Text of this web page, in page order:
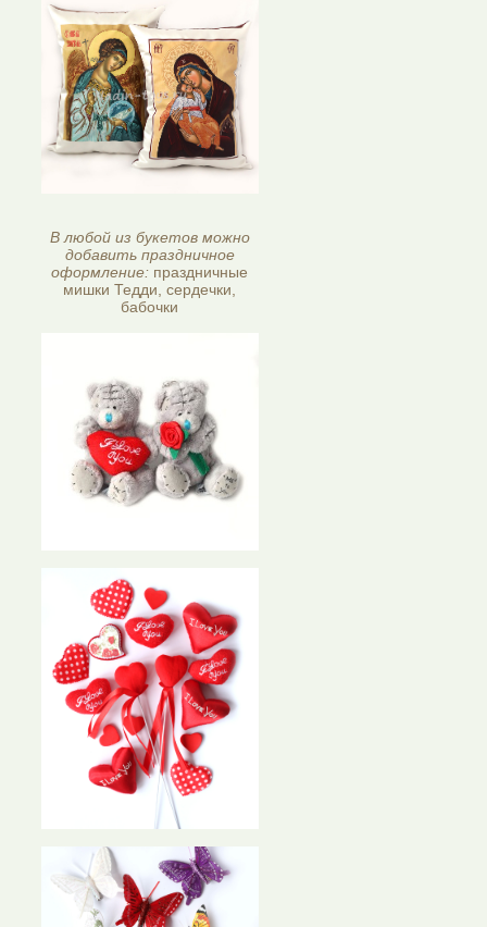
В любой из букетов можно
добавить праздничное
оформление: праздничные
мишки Тедди, сердечки,
бабочки